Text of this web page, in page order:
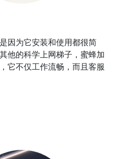
因为它安装和使用都很简
他的科学上网梯子，蜜蜂加
它不仅工作流畅，而且客服